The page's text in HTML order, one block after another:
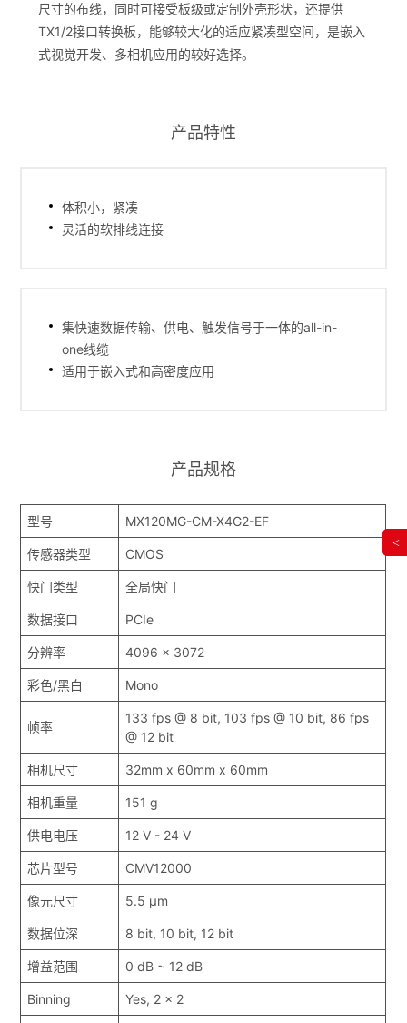
尺寸的布线，同时可接受板级或定制外壳形状，还提供
TX1/2接口转换板，能够较大化的适应紧凑型空间，是嵌入
式视觉开发、多相机应用的较好选择。
产品特性
体积小，紧凑
灵活的软排线连接
集快速数据传输、供电、触发信号于一体的all-in-
one线缆
适用于嵌入式和高密度应用
产品规格
型号 MX120MG-CM-X4G2-EF
传感器类型 CMOS
快门类型 全局快门
数据接口 PCIe
分辨率 4096 x 3072
彩色/黑白 Mono
帧率
133 fps @ 8 bit, 103 fps @ 10 bit, 86 fps
@ 12 bit
相机尺寸 32mm x 60mm x 60mm
相机重量 151 g
供电电压 12 V - 24 V
芯片型号 CMV12000
像元尺寸 5.5 μm
数据位深 8 bit, 10 bit, 12 bit
增益范围 0 dB ~ 12 dB
Binning Yes, 2 x 2
<